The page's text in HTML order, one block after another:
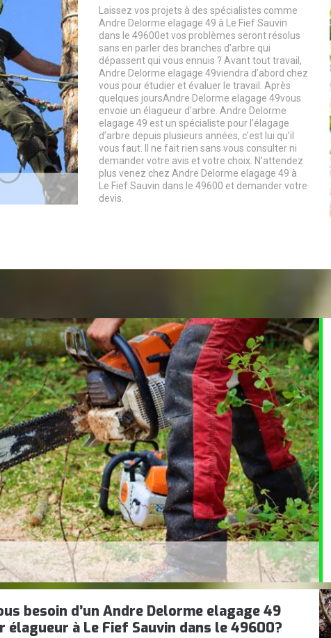
Laissez vos projets à des spécialistes comme
Andre Delorme elagage 49 à Le Fief Sauvin
dans le 49600et vos problèmes seront résolus
sans en parler des branches d’arbre qui
dépassent qui vous ennuis ? Avant tout travail,
Andre Delorme elagage 49viendra d’abord chez
vous pour étudier et évaluer le travail. Après
quelques joursAndre Delorme elagage 49vous
envoie un élagueur d’arbre. Andre Delorme
elagage 49 est un spécialiste pour l’élagage
d’arbre depuis plusieurs années, c’est lui qu’il
vous faut. Il ne fait rien sans vous consulter ni
demander votre avis et votre choix. N’attendez
plus venez chez Andre Delorme elagage 49 à
Le Fief Sauvin dans le 49600 et demander votre
devis.
besoin d’un Andre Delorme elagage 49
élagueur à Le Fief Sauvin dans le 49600?